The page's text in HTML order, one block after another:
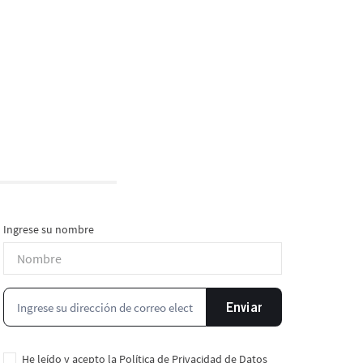
Ingrese su nombre
Enviar
He leído y acepto la Política de Privacidad de Datos